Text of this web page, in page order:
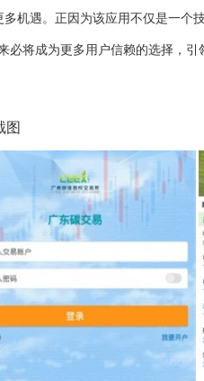
多机遇。正因为该应用不仅是一个
必将成为更多用户信赖的选择，引
图